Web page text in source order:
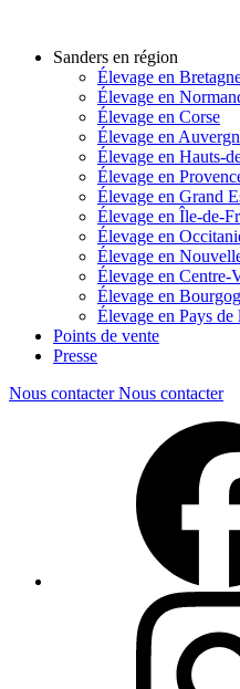
Sanders en région
Élevage en
Élevage en
Élevage en Corse
Élevage en
Élevage en Hauts-
Élevage en
Élevage en Grand
Élevage en Île-de-
Élevage en
Élevage en
Élevage en Centre-
Élevage en
Élevage en Pays
Points de vente
Presse
Nous contacter Nous contacter